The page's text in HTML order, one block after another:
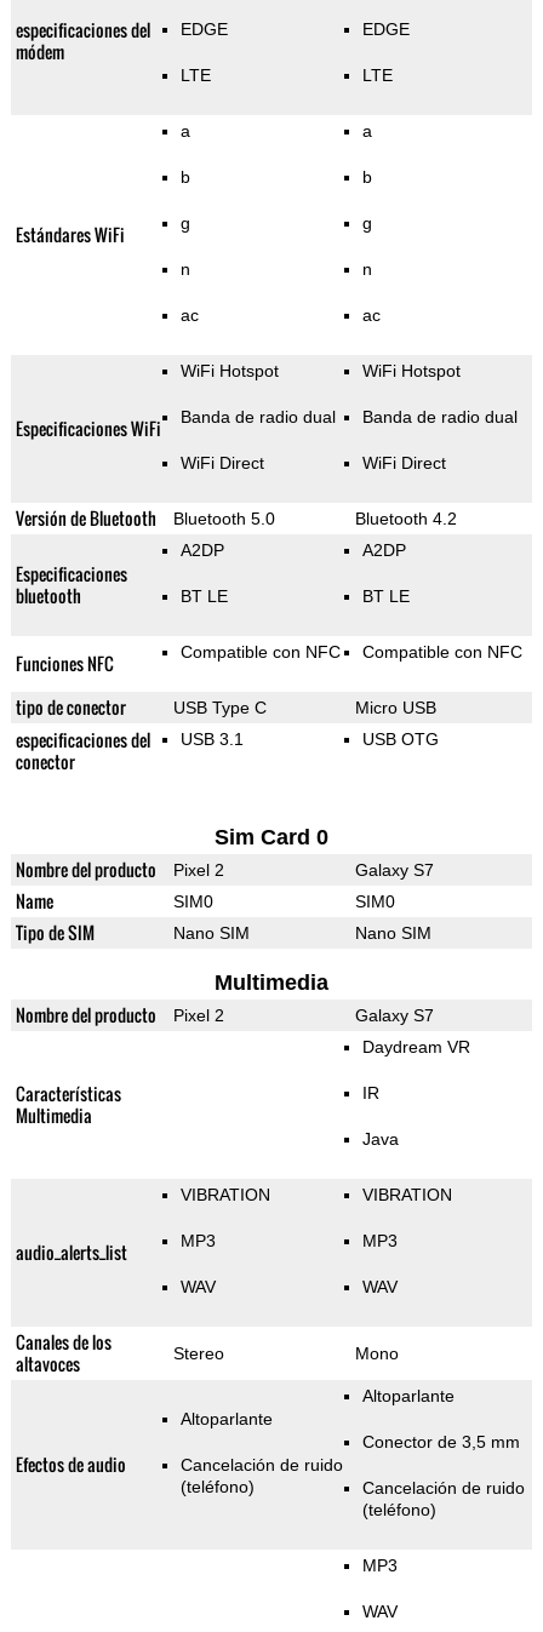
especificaciones del
módem
EDGE
LTE
EDGE
LTE
Estándares WiFi
a
b
g
n
ac
a
b
g
n
ac
Especificaciones WiFi
WiFi Hotspot
Banda de radio dual
WiFi Direct
WiFi Hotspot
Banda de radio dual
WiFi Direct
Versión de Bluetooth Bluetooth 5.0 Bluetooth 4.2
Especificaciones
bluetooth
A2DP
BT LE
A2DP
BT LE
Funciones NFC Compatible con NFC Compatible con NFC
tipo de conector USB Type C Micro USB
especificaciones del
conector
USB 3.1 USB OTG
Sim Card 0
Nombre del producto Pixel 2 Galaxy S7
Name SIM0 SIM0
Tipo de SIM Nano SIM Nano SIM
Multimedia
Nombre del producto Pixel 2 Galaxy S7
Características
Multimedia
Daydream VR
IR
Java
audio_alerts_list
VIBRATION
MP3
WAV
VIBRATION
MP3
WAV
Canales de los
altavoces
Stereo Mono
Efectos de audio
Altoparlante
Cancelación de ruido
(teléfono)
Altoparlante
Conector de 3,5 mm
Cancelación de ruido
(teléfono)
MP3
WAV